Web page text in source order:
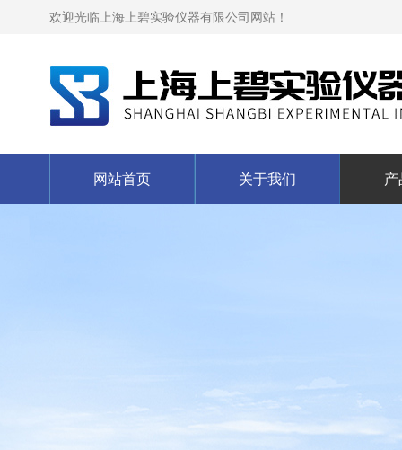
欢迎光临上海上碧实验仪器有限公司网站！
网站首页 关于我们 产